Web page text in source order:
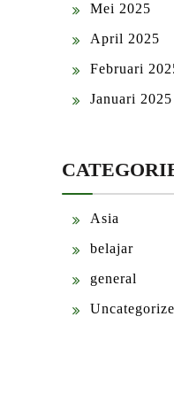
Mei 2025
April 2025
Februari
Januari 2025
Asia
belajar
general